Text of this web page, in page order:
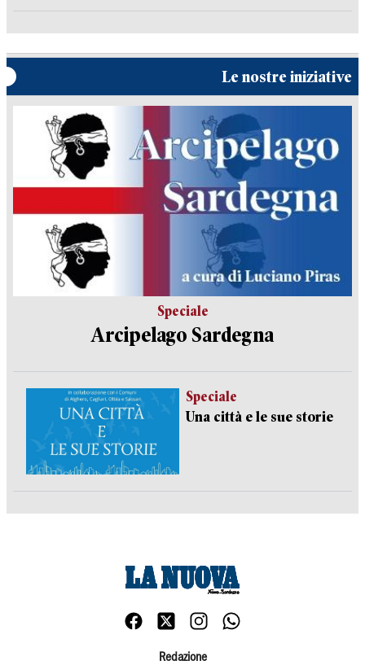
Le nostre iniziative
Speciale
Arcipelago Sardegna
Speciale
Una città e le sue storie
Redazione